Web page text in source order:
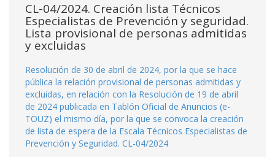
CL-04/2024. Creación lista Técnicos
Especialistas de Prevención y seguridad.
Lista provisional de personas admitidas
y excluidas
Resolución de 30 de abril de 2024, por la que se hace
pública la relación provisional de personas admitidas y
excluidas, en relación con la Resolución de 19 de abril
de 2024 publicada en Tablón Oficial de Anuncios (e-
TOUZ) el mismo día, por la que se convoca la creación
de lista de espera de la Escala Técnicos Especialistas de
Prevención y Seguridad. CL-04/2024